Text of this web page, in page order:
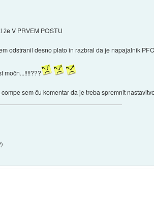
že V PRVEM POSTU
odstranil desno plato in razbral da je napajalnik
močn...!!!!???
sem ču komentar da je treba spremnit
)